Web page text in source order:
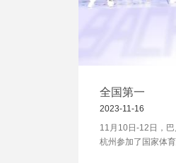
全国第一
2023-11-16
11月10日-12日，
杭州参加了国家体